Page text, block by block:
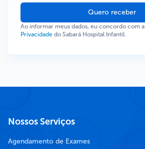
Quero receber
Ao informar meus dados, eu concordo com a
Privacidade do Sabará Hospital Infantil.
Nossos Serviços
Agendamento de Exames